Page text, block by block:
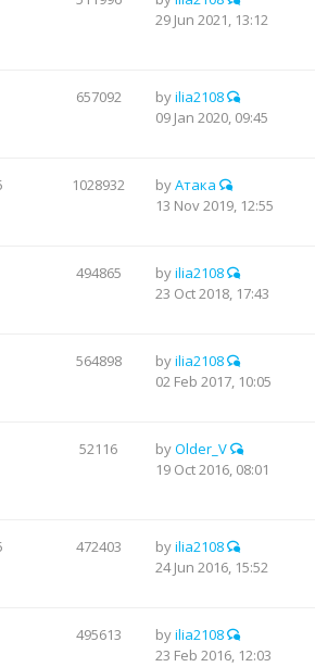
29 Jun 2021, 13:12
657092 byilia2108
09 Jan 2020, 09:45
1028932 byАтака
13 Nov 2019, 12:55
494865 byilia2108
23 Oct 2018, 17:43
564898 byilia2108
02 Feb 2017, 10:05
52116 byOlder_V
19 Oct 2016, 08:01
472403 byilia2108
24 Jun 2016, 15:52
495613 byilia2108
23 Feb 2016, 12:03